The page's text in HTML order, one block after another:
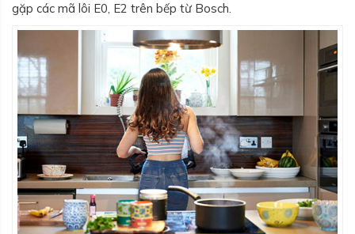
gặp các mã lôi E0, E2 trên bếp từ Bosch.